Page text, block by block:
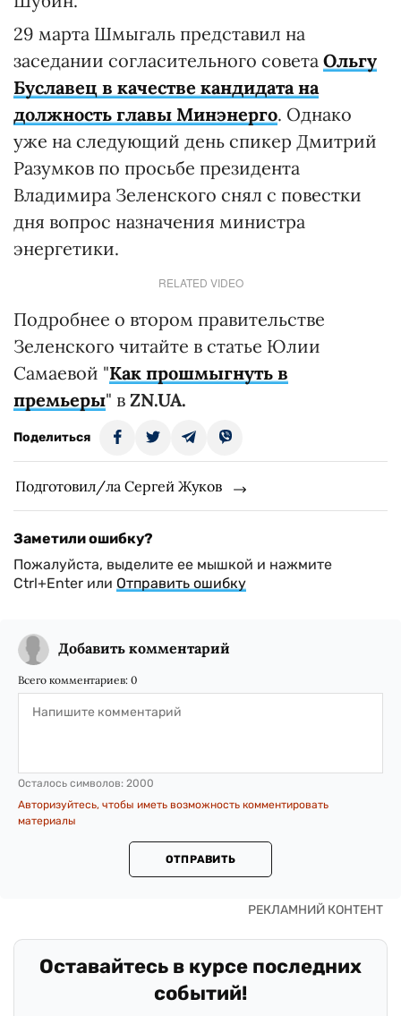
29 марта Шмыгаль представил на
заседании согласительного совета Ольгу
Буславец в качестве кандидата на
должность главы Минэнерго. Однако
уже на следующий день спикер Дмитрий
Разумков по просьбе президента
Владимира Зеленского снял с повестки
дня вопрос назначения министра
энергетики.
RELATED VIDEO
Подробнее о втором правительстве
Зеленского читайте в статье Юлии
Самаевой "Как прошмыгнуть в
премьеры" в ZN.UA.
Поделиться
Подготовил/ла Сергей Жуков
Заметили ошибку?
Пожалуйста, выделите ее мышкой и нажмите
Ctrl+Enter или Отправить ошибку
Добавить комментарий
Всего комментариев: 0
Осталось символов: 2000
Авторизуйтесь, чтобы иметь возможность комментировать
материалы
ОТПРАВИТЬ
Оставайтесь в курсе последних
событий!